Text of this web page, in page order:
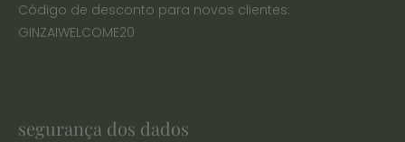
Código de desconto para novos clientes:
GINZAIWELCOME20
segurança dos dados